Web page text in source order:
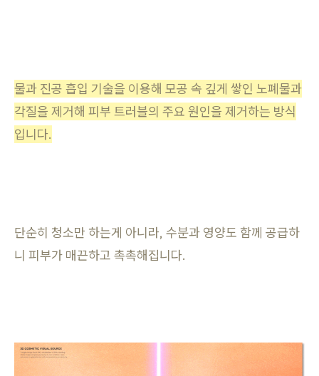
물과 진공 흡입 기술을 이용해 모공 속 깊게 쌓인 노폐물과
각질을 제거해 피부 트러블의 주요 원인을 제거하는 방식
입니다.
단순히 청소만 하는게 아니라, 수분과 영양도 함께 공급하
니 피부가 매끈하고 촉촉해집니다.